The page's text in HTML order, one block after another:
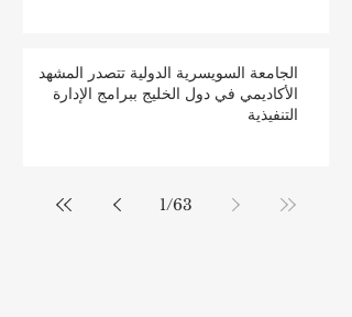
الجامعة السويسرية الدولية تتصدر المشهد
الأكاديمي في دول الخليج ببرامج الإدارة
التنفيذية
1/63